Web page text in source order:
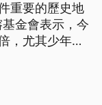
重要的歷史地
金會表示，今
，尤其少年家
聞標題、導言